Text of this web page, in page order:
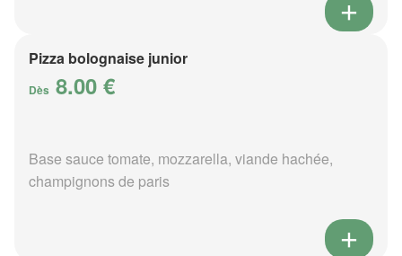
Pizza bolognaise junior
Dès 8.00 €
Base sauce tomate, mozzarella, viande hachée,
champignons de paris